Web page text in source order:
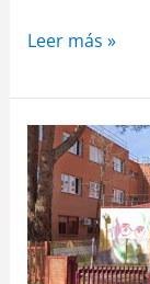
Leer más »
Presentamos
al
IES
Jose
Luis